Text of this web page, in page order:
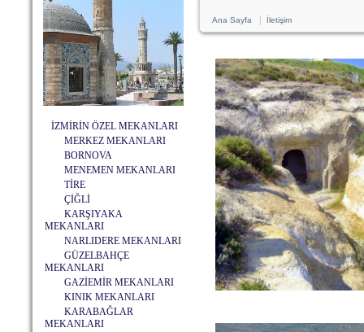
İZMİRİN ÖZEL MEKANLARI
MERKEZ MEKANLARI
BORNOVA
MENEMEN MEKANLARI
TİRE
ÇİĞLİ
KARŞIYAKA
MEKANLARI
NARLIDERE MEKANLARI
GÜZELBAHÇE
MEKANLARI
GAZİEMİR MEKANLARI
KINIK MEKANLARI
KARABAĞLAR
MEKANLARI
Ana Sayfa| İletişim